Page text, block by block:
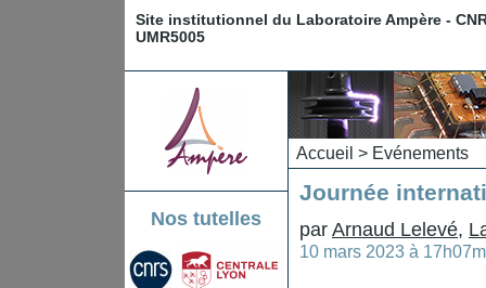
Site institutionnel du Laboratoire Ampère -
UMR5005
Nos tutelles
Accueil > Evénements
Journée
par Arnaud Lelevé,
10 mars 2023 à